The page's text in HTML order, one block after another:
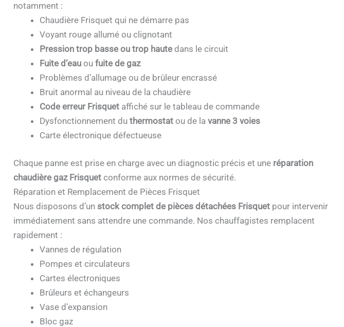
notamment :
Chaudière Frisquet qui ne démarre pas
Voyant rouge allumé ou clignotant
Pression trop basse ou trop hautedans le circuit
Fuite d’eauou fuite de gaz
Problèmes d’allumage ou de brûleur encrassé
Bruit anormal au niveau de la chaudière
Code erreur Frisquetaffiché sur le tableau de commande
Dysfonctionnement du thermostatou de la vanne 3 voies
Carte électronique défectueuse
Chaque panne est prise en charge avec un diagnostic précis et une réparation
chaudière gaz Frisquetconforme aux normes de sécurité.
Réparation et Remplacement de Pièces Frisquet
Nous disposons d’un stock complet de pièces détachées Frisquetpour intervenir
immédiatement sans attendre une commande. Nos chauffagistes remplacent
rapidement :
Vannes de régulation
Pompes et circulateurs
Cartes électroniques
Brûleurs et échangeurs
Vase d’expansion
Bloc gaz